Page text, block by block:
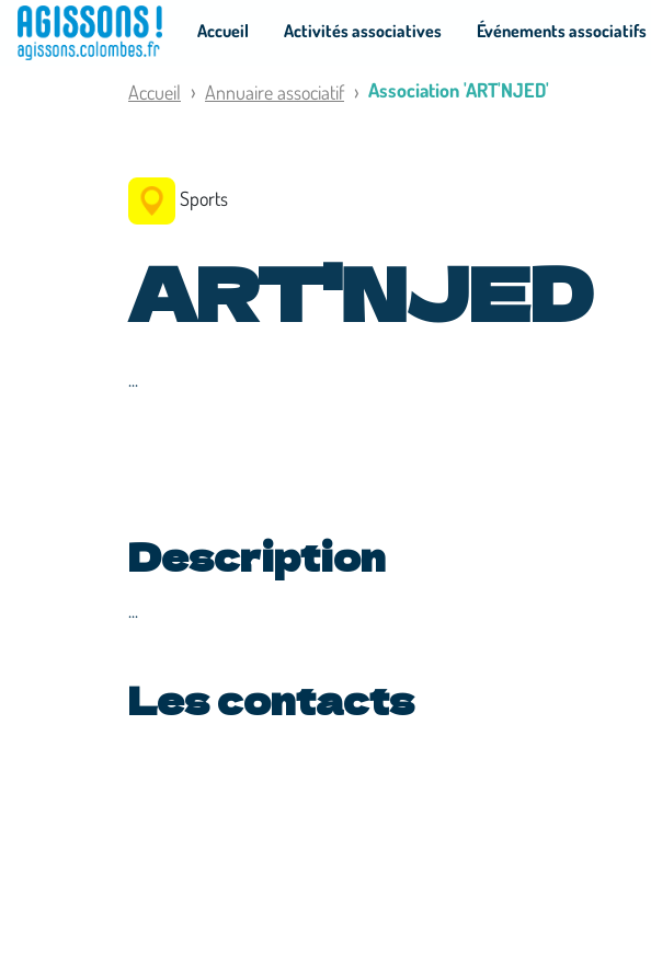
Accueil Activités associatives Événements associatifs
Accueil Annuaire associatif Association 'ART'NJED'
Sports
ART'NJED
...
Description
...
Les contacts
Panneau de gestion des cookies